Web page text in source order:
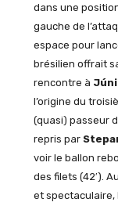
dans une
gauche de
espace pour
brésilien offrait
rencontre à
l’origine du
(quasi) passeur
repris par
voir le ballon
des filets (42′).
et spectaculaire,